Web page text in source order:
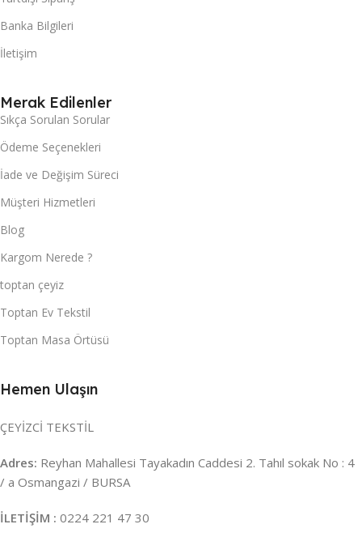
Banka Bilgileri
İletişim
Merak Edilenler
Sıkça Sorulan Sorular
Ödeme Seçenekleri
İade ve Değişim Süreci
Müşteri Hizmetleri
Blog
Kargom Nerede ?
toptan çeyiz
Toptan Ev Tekstil
Toptan Masa Örtüsü
Hemen Ulaşın
ÇEYİZCİ TEKSTİL
Adres: Reyhan Mahallesi Tayakadın Caddesi 2. Tahıl sokak No : 4
/ a Osmangazi / BURSA
İLETİŞİM : 0224 221 47 30